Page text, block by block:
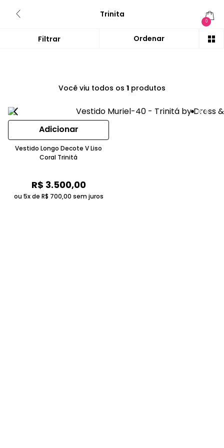
Trinita
0
Você viu todos os 1 produtos
Adicionar
Vestido Longo Decote V Liso
Coral Trinitá
R$ 3.500,00
ou 5x de R$ 700,00 sem juros